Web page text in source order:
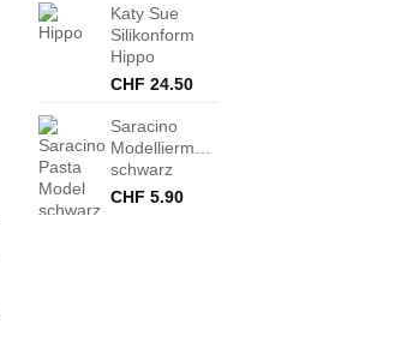
Katy Sue
Silikonform
Hippo
CHF 24.50
Saracino
Modelliermasse
schwarz
CHF 5.90